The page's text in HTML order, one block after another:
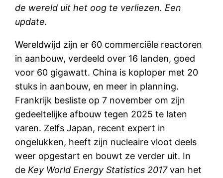
de wereld uit het oog te verliezen. Een
update.
Wereldwijd zijn er 60 commerciële reactoren
in aanbouw, verdeeld over 16 landen, goed
voor 60 gigawatt. China is koploper met 20
stuks in aanbouw, en meer in planning.
Frankrijk besliste op 7 november om zijn
gedeeltelijke afbouw tegen 2025 te laten
varen. Zelfs Japan, recent expert in
ongelukken, heeft zijn nucleaire vloot deels
weer opgestart en bouwt ze verder uit. In
de Key World Energy Statistics 2017van het